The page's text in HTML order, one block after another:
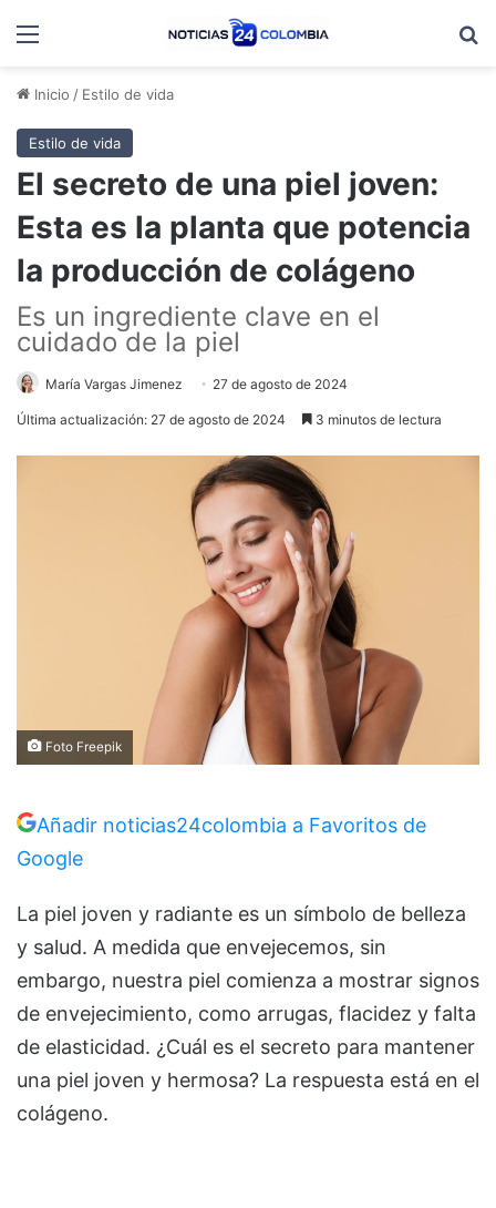
Menú
Inicio / Estilo de vida
Estilo de vida
El secreto de una piel joven:
Esta es la planta que potencia
la producción de colágeno
Es un ingrediente clave en el
cuidado de la piel
María Vargas Jimenez 27 de agosto de 2024
Última actualización: 27 de agosto de 2024 3 minutos de lectura
Foto Freepik
Añadir noticias24colombia a Favoritos de
Google
La piel joven y radiante es un símbolo de belleza
y salud. A medida que envejecemos, sin
embargo, nuestra piel comienza a mostrar signos
de envejecimiento, como arrugas, flacidez y falta
de elasticidad. ¿Cuál es el secreto para mantener
una piel joven y hermosa? La respuesta está en el
colágeno.